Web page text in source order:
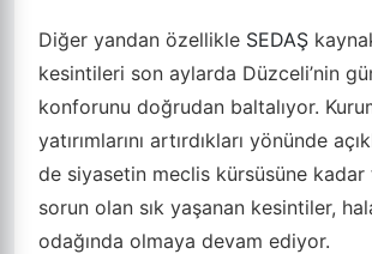
Diğer yandan özellikle SEDAŞ
kesintileri son aylarda Düzceli’nin
konforunu doğrudan baltalıyor.
yatırımlarını artırdıkları yönünde
de siyasetin meclis kürsüsüne kadar
sorun olan sık yaşanan kesintiler,
odağında olmaya devam ediyor.